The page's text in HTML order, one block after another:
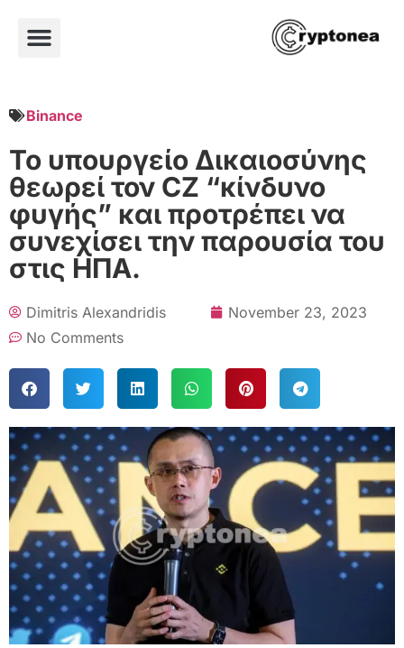
Binance
Το υπουργείο Δικαιοσύνης
θεωρεί τον CZ “κίνδυνο
φυγής” και προτρέπει να
συνεχίσει την παρουσία του
στις ΗΠΑ.
Dimitris Alexandridis
November 23, 2023
No Comments